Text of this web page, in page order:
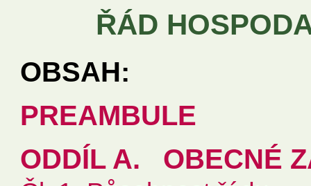
ŘÁD
OBSAH:
PREAMBULE
ODDÍL A. OBECNÉ